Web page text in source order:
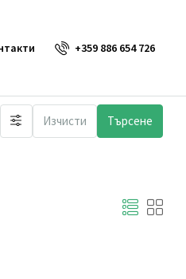
+359 886 654 726
Изчисти Търсене